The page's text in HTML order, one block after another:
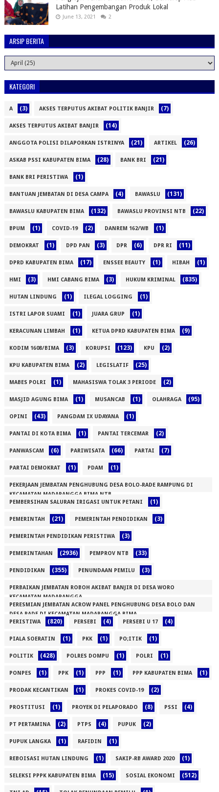
Latihan Pengembangan Produk Lokal
June 13, 2021 2
ARSIP BERITA
KATEGORI
A (3) AKSES TERPUTUS AKIBAT POLITIK BANJIR (7)
AKSES TERPUTUS AKIBAT BANJIR (14)
ANGGOTA POLISI DILAPORKAN ISTRINYA (21) ARTIKEL (26)
ASKAB PSSI KABUPATEN BIMA (28) BANK BRI (21)
BANK BRI PERISTIWA (1)
BANTUAN JEMBATAN DI DESA CAMPA (4) BAWASLU (131)
BAWASLU KABUPATEN BIMA (132) BAWASLU PROVINSI NTB (22)
BPUM (1) COVID-19 (2) DANREM 162/WB (1)
DEMOKRAT (1) DPD PAN (3) DPR (6) DPR RI (11)
DPRD KABUPATEN BIMA (17) ENSSEE BEAUTY (1) HIBAH (1)
HMI (3) HMI CABANG BIMA (3) HUKUM KRIMINAL (835)
HUTAN LINDUNG (1) ILEGAL LOGGING (1)
ISTRI LAPOR SUAMI (1) JUARA GRUP (1)
KERACUNAN LIMBAH (1) KETUA DPRD KABUPATEN BIMA (9)
KODIM 1608/BIMA (3) KORUPSI (123) KPU (2)
KPU KABUPATEN BIMA (2) LEGISLATIF (25)
MABES POLRI (1) MAHASISWA TOLAK 3 PERIODE (2)
MASJID AGUNG BIMA (1) MUSANCAB (1) OLAHRAGA (95)
OPINI (43) PANGDAM IX UDAYANA (1)
PANTAI DI KOTA BIMA (1) PANTAI TERCEMAR (2)
PANWASCAM (6) PARIWISATA (66) PARTAI (7)
PARTAI DEMOKRAT (1) PDAM (1)
PEKERJAAN JEMBATAN PENGHUBUNG DESA BOLO-RADE RAMPUNG DI
KECAMATAN MADAPANGGA BIMA NTB
(1)PEMBERSIHAN SALURAN IRIGASI UNTUK PETANI (1)
PEMERINTAH (21) PEMERINTAH PENDIDIKAN (3)
PEMERINTAH PENDIDIKAN PERISTIWA (3)
PEMERINTAHAN (2936) PEMPROV NTB (33)
PENDIDIKAN (355) PENUNDAAN PEMILU (3)
PERBAIKAN JEMBATAN ROBOH AKIBAT BANJIR DI DESA WORO
KECAMATAN MADAPANGGA
(1)PERESMIAN JEMBATAN ACROW PANEL PENGHUBUNG DESA BOLO DAN
DESA RADE DI KECAMATAN MADAPANGGA BIMA
(1)PERISTIWA (820) PERSEBI (4) PERSEBI U 17 (4)
PIALA SOERATIN (1) PKK (1) PO;ITIK (1)
POLITIK (428) POLRES DOMPU (1) POLRI (1)
PONPES (1) PPK (1) PPP (1) PPP KABUPATEN BIMA (1)
PRODAK KECANTIKAN (1) PROKES COVID-19 (2)
PROSTITUSI (1) PROYEK DI PELAPORADO (8) PSSI (4)
PT PERTAMINA (2) PTPS (4) PUPUK (2)
PUPUK LANGKA (1) RAFIDIN (1)
REBOISASI HUTAN LINDUNG (1) SAKIP-RB AWARD 2020 (1)
SELEKSI PPPK KABUPATEN BIMA (15) SOSIAL EKONOMI (512)